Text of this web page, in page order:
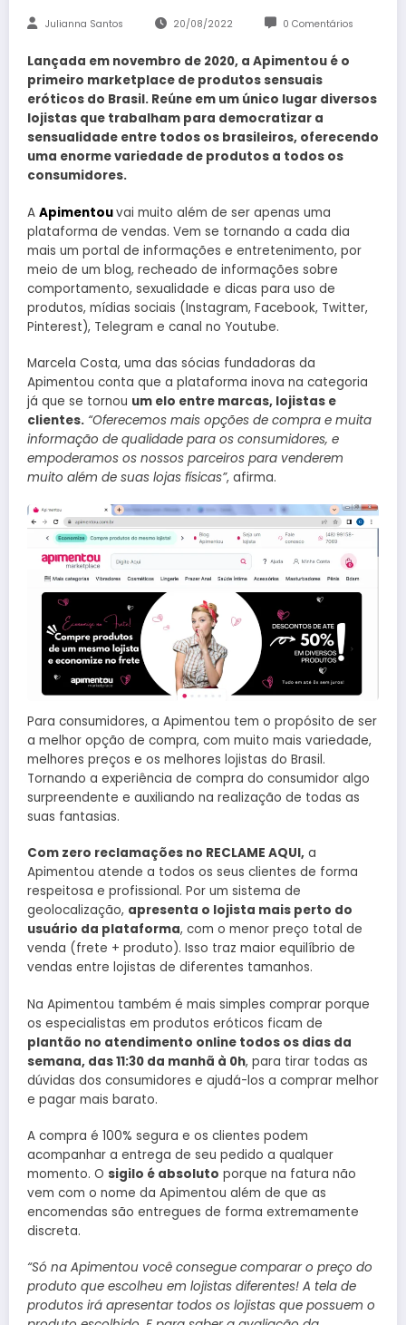
Julianna Santos 20/08/2022 0 Comentários
Lançada em novembro de 2020, a Apimentou é o
primeiro marketplace de produtos sensuais
eróticos do Brasil. Reúne em um único lugar diversos
lojistas que trabalham para democratizar a
sensualidade entre todos os brasileiros, oferecendo
uma enorme variedade de produtos a todos os
consumidores.
A Apimentouvai muito além de ser apenas uma
plataforma de vendas. Vem se tornando a cada dia
mais um portal de informações e entretenimento, por
meio de um blog, recheado de informações sobre
comportamento, sexualidade e dicas para uso de
produtos, mídias sociais (Instagram, Facebook, Twitter,
Pinterest), Telegram e canal no Youtube.
Marcela Costa, uma das sócias fundadoras da
Apimentou conta que a plataforma inova na categoria
já que se tornou um elo entre marcas, lojistas e
clientes. “Oferecemos mais opções de compra e muita
informação de qualidade para os consumidores, e
empoderamos os nossos parceiros para venderem
muito além de suas lojas físicas”, afirma.
Para consumidores, a Apimentou tem o propósito de ser
a melhor opção de compra, com muito mais variedade,
melhores preços e os melhores lojistas do Brasil.
Tornando a experiência de compra do consumidor algo
surpreendente e auxiliando na realização de todas as
suas fantasias.
Com zero reclamações no RECLAME AQUI, a
Apimentou atende a todos os seus clientes de forma
respeitosa e profissional. Por um sistema de
geolocalização, apresenta o lojista mais perto do
usuário da plataforma, com o menor preço total de
venda (frete + produto). Isso traz maior equilíbrio de
vendas entre lojistas de diferentes tamanhos.
Na Apimentou também é mais simples comprar porque
os especialistas em produtos eróticos ficam de
plantão no atendimento online todos os dias da
semana, das 11:30 da manhã à 0h, para tirar todas as
dúvidas dos consumidores e ajudá-los a comprar melhor
e pagar mais barato.
A compra é 100% segura e os clientes podem
acompanhar a entrega de seu pedido a qualquer
momento. O sigilo é absoluto porque na fatura não
vem com o nome da Apimentou além de que as
encomendas são entregues de forma extremamente
discreta.
“Só na Apimentou você consegue comparar o preço do
produto que escolheu em lojistas diferentes! A tela de
produtos irá apresentar todos os lojistas que possuem o